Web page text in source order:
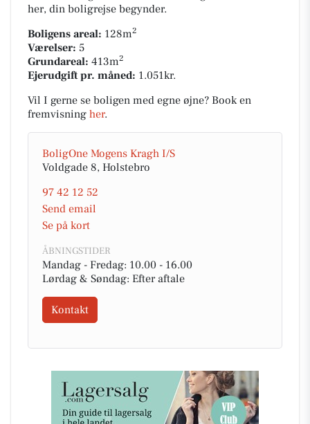
her, din boligrejse begynder.
Boligens areal: 128m2
Værelser: 5
Grundareal: 413m2
Ejerudgift pr. måned: 1.051kr.
Vil I gerne se boligen med egne øjne? Book en
fremvisning her.
BoligOne Mogens Kragh I/S
Voldgade 8, Holstebro
97 42 12 52
Send email
Se på kort
ÅBNINGSTIDER
Mandag - Fredag: 10.00 - 16.00
Lørdag & Søndag: Efter aftale
Kontakt